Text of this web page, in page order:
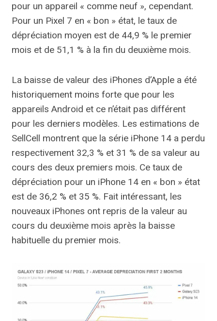
pour un appareil « comme neuf », cependant.
Pour un Pixel 7 en « bon » état, le taux de
dépréciation moyen est de 44,9 % le premier
mois et de 51,1 % à la fin du deuxième mois.
La baisse de valeur des iPhones d’Apple a été
historiquement moins forte que pour les
appareils Android et ce n’était pas différent
pour les derniers modèles. Les estimations de
SellCell montrent que la série iPhone 14 a perdu
respectivement 32,3 % et 31 % de sa valeur au
cours des deux premiers mois. Ce taux de
dépréciation pour un iPhone 14 en « bon » état
est de 36,2 % et 35 %. Fait intéressant, les
nouveaux iPhones ont repris de la valeur au
cours du deuxième mois après la baisse
habituelle du premier mois.